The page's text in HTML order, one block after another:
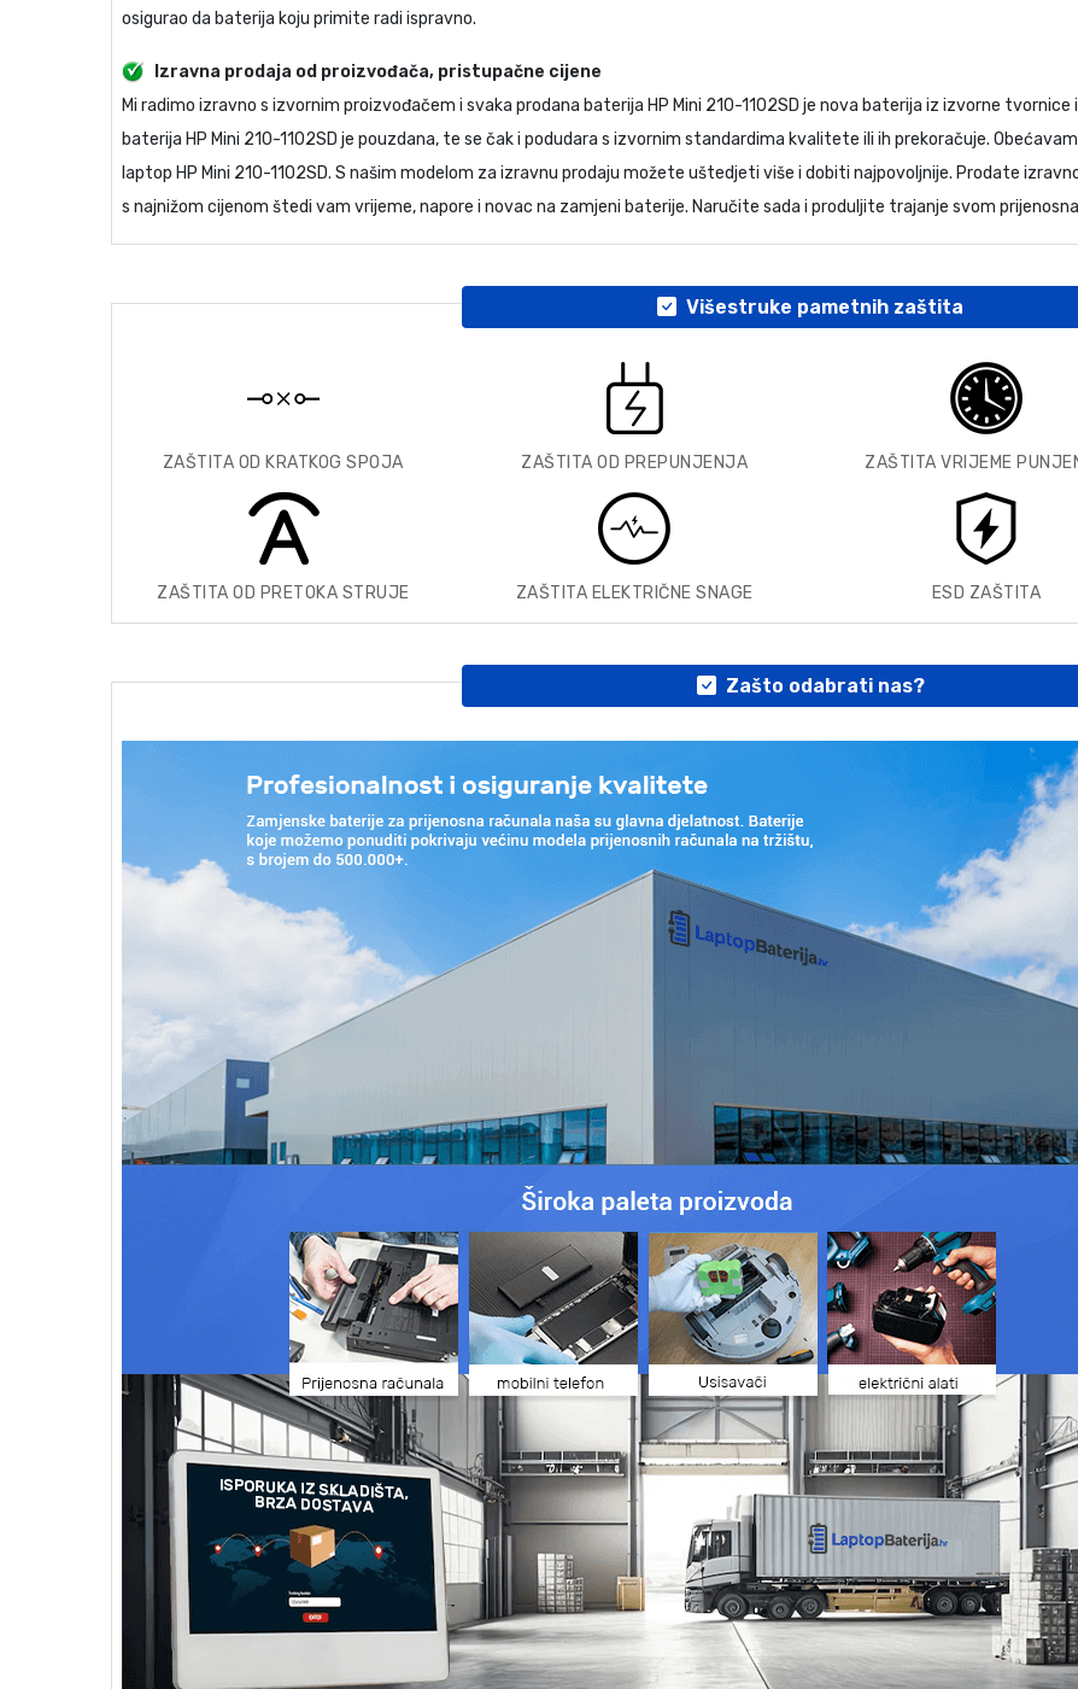
osigurao da baterija koju primite radi ispravno.
Izravna prodaja od proizvođača, pristupačne cijene
Mi radimo izravno s izvornim proizvođačem i svaka prodana baterija HP Mini 210-1102SD je nova baterija iz izvorne tvornice
baterija HP Mini 210-1102SD je pouzdana, te se čak i podudara s izvornim standardima kvalitete ili ih prekoračuje.
laptop HP Mini 210-1102SD. S našim modelom za izravnu prodaju možete uštedjeti više i dobiti najpovoljnije. Prodate
s najnižom cijenom štedi vam vrijeme, napore i novac na zamjeni baterije. Naručite sada i produljite trajanje svom
Višestruke pametnih zaštita
ZAŠTITA OD KRATKOG SPOJA ZAŠTITA OD PREPUNJENJA ZAŠTITA VRIJEME
ZAŠTITA OD PRETOKA STRUJE ZAŠTITA ELEKTRIČNE SNAGE ESD ZAŠTITA
Zašto odabrati nas?